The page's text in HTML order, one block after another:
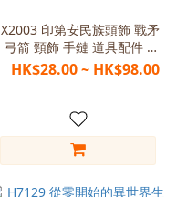
X2003 印第安民族頭飾 戰矛
弓箭 頸飾 手鏈 道具配件 角
色扮演
HK$28.00 ~ HK$98.00